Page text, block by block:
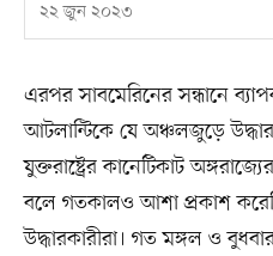
২২ জুন ২০২৩
এরপর সাবমেরিনের সন্ধানে
আটলান্টিকে যে অঞ্চলজুড়ে
যুক্তরাষ্ট্রের কানেটিকাট
বলে গতকালও আশা প্রকাশ
উদ্ধারকারীরা। গত মঙ্গল ও